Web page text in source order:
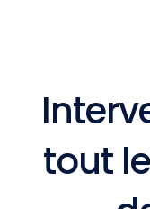
tout